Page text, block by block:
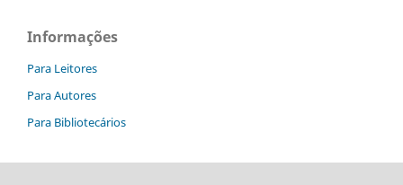
Informações
Para Leitores
Para Autores
Para Bibliotecários